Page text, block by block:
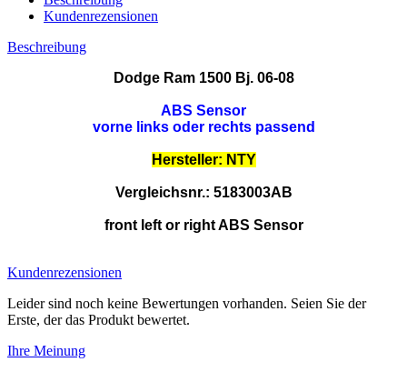
Kundenrezensionen
Beschreibung
Dodge Ram 1500 Bj. 06-08
ABS Sensor
vorne links oder rechts passend
Hersteller: NTY
Vergleichsnr.: 5183003AB
front left or right ABS Sensor
Kundenrezensionen
Leider sind noch keine Bewertungen vorhanden. Seien Sie der
Erste, der das Produkt bewertet.
Ihre Meinung